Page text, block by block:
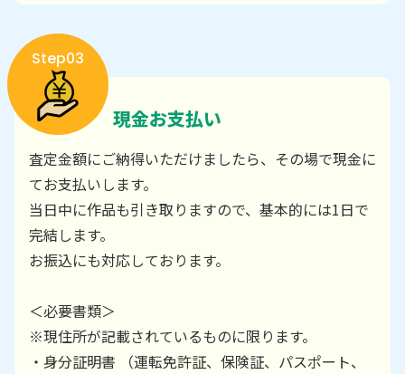
Step03
現金お支払い
査定金額にご納得いただけましたら、その場で現金に
てお支払いします。
当日中に作品も引き取りますので、基本的には1日で
完結します。
お振込にも対応しております。
＜必要書類＞
※現住所が記載されているものに限ります。
・身分証明書 （運転免許証、保険証、パスポート、